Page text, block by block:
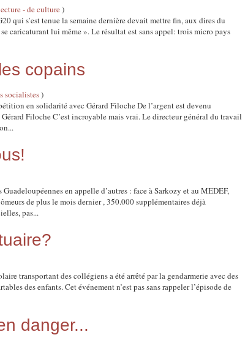
- de culture)
qui s’est tenue la semaine dernière devait mettre fin, aux dires du
caricaturant lui même ». Le résultat est sans appel: trois micro pays
copains
socialistes)
en solidarité avec Gérard Filoche De l’argent est devenu
Filoche C’est incroyable mais vrai. Le directeur général du travail
en appelle d’autres : face à Sarkozy et au MEDEF,
de plus le mois dernier , 350.000 supplémentaires déjà
pas...
transportant des collégiens a été arrêté par la gendarmerie avec des
des enfants. Cet événement n’est pas sans rappeler l’épisode de
danger...